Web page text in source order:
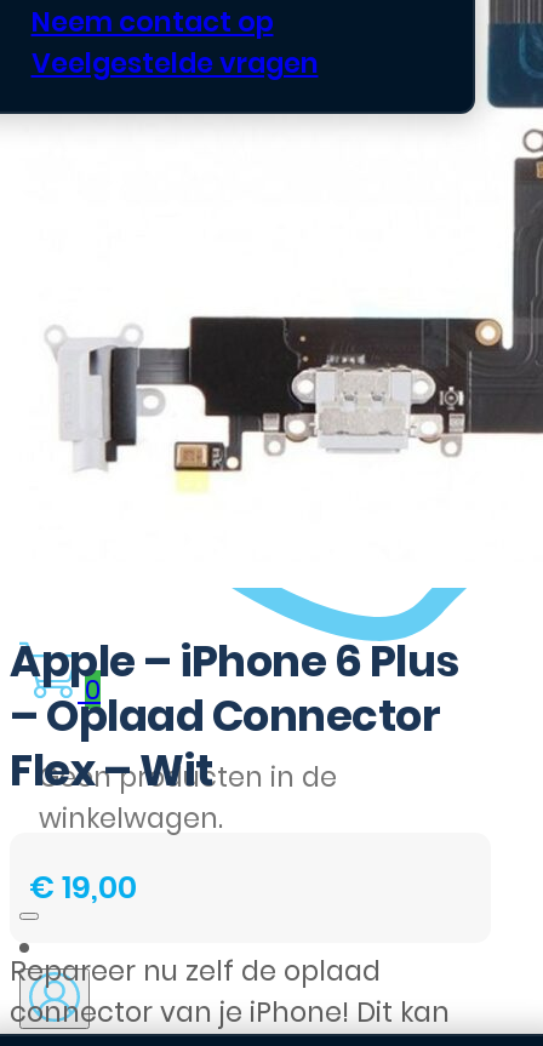
Neem contact op
Veelgestelde vragen
0
Geen producten in de
winkelwagen.
Apple – iPhone 6 Plus
– Oplaad Connector
Flex – Wit
€19,00
Repareer nu zelf de oplaad
connector van je iPhone! Dit kan